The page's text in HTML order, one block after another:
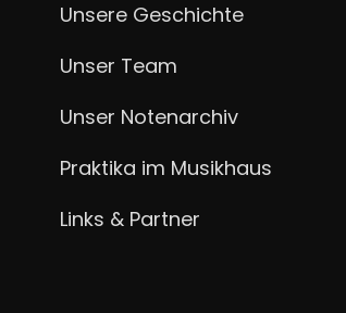
Unsere Geschichte
Unser Team
Unser Notenarchiv
Praktika im Musikhaus
Links & Partner